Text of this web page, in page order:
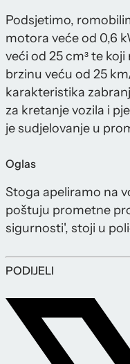
Podsjetimo,
motora veće od 0,6
veći od 25 cm³ te
brzinu veću od 25
karakteristika
za kretanje vozila i
je sudjelovanje u
Oglas
Stoga apeliramo na
poštuju prometne
sigurnosti', stoji u
PODIJELI